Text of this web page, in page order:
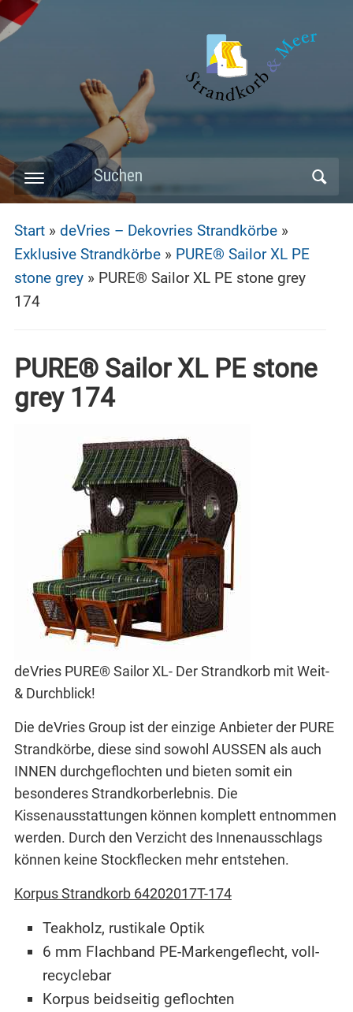
Skip
to
main
content
Toggle
menu
Search
for:
Start» deVries – Dekovries Strandkörbe»
Exklusive Strandkörbe» PURE® Sailor XL PE
stone grey» PURE® Sailor XL PE stone grey
174
PURE® Sailor XL PE stone
grey 174
deVries PURE® Sailor XL- Der Strandkorb mit Weit-
& Durchblick!
Die deVries Group ist der einzige Anbieter der PURE
Strandkörbe, diese sind sowohl AUSSEN als auch
INNEN durchgeflochten und bieten somit ein
besonderes Strandkorberlebnis. Die
Kissenausstattungen können komplett entnommen
werden. Durch den Verzicht des Innenausschlags
können keine Stockflecken mehr entstehen.
Korpus Strandkorb 64202017T-174
Teakholz, rustikale Optik
6 mm Flachband PE-Markengeflecht, voll-
recyclebar
Korpus beidseitig geflochten